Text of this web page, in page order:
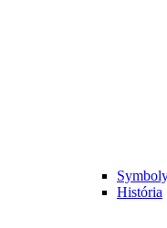
História